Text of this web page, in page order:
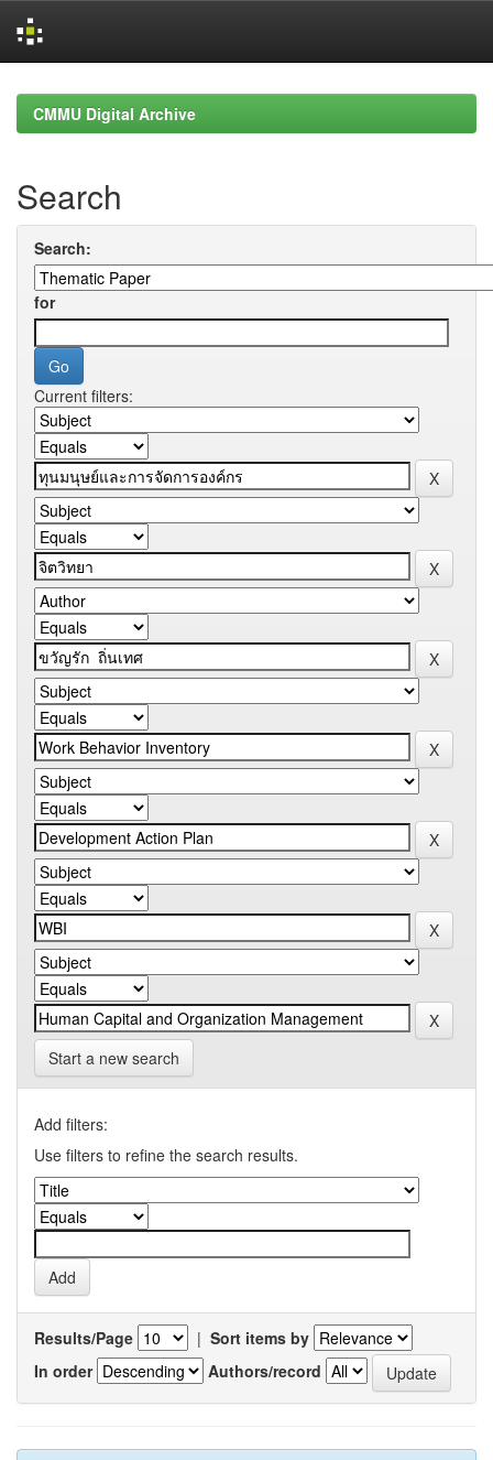
navigationCMMU Digital Archive
Search
Search:
for
Current filters:
Start a new search
Add filters:
Use filters to refine the search results.
Results/Page | Sort items by
In order
Authors/record